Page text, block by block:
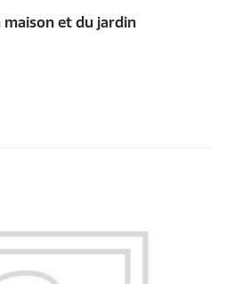
et du jardin